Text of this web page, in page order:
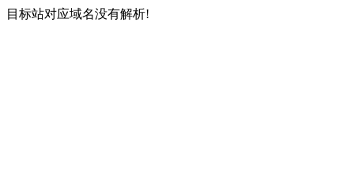
目标站对应域名没有解析!